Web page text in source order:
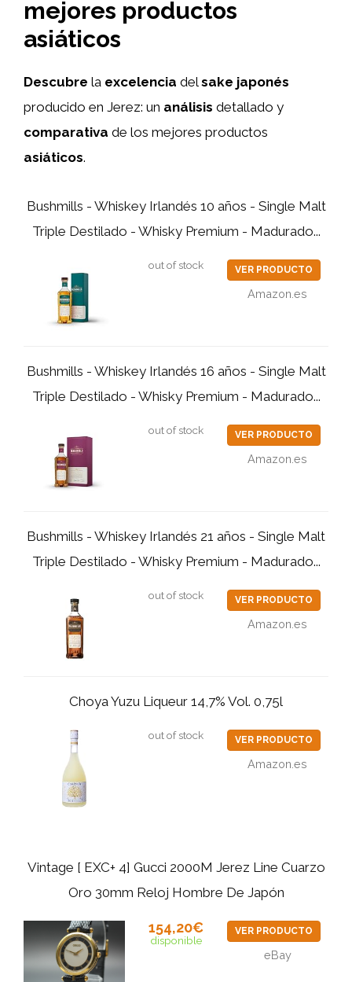
mejores productos
asiáticos
Descubre la excelencia delsake japonés
producido en Jerez: un análisis detallado y
comparativa de los mejores productos
asiáticos.
Bushmills - Whiskey Irlandés 10 años - Single Malt
Triple Destilado - Whisky Premium - Madurado...
out of stock VER PRODUCTO
Amazon.es
Bushmills - Whiskey Irlandés 16 años - Single Malt
Triple Destilado - Whisky Premium - Madurado...
out of stock VER PRODUCTO
Amazon.es
Bushmills - Whiskey Irlandés 21 años - Single Malt
Triple Destilado - Whisky Premium - Madurado...
out of stock VER PRODUCTO
Amazon.es
Choya Yuzu Liqueur 14,7% Vol. 0,75l
out of stock VER PRODUCTO
Amazon.es
Vintage [ EXC+ 4] Gucci 2000M Jerez Line Cuarzo
Oro 30mm Reloj Hombre De Japón
154,20€
disponible
VER PRODUCTO
eBay